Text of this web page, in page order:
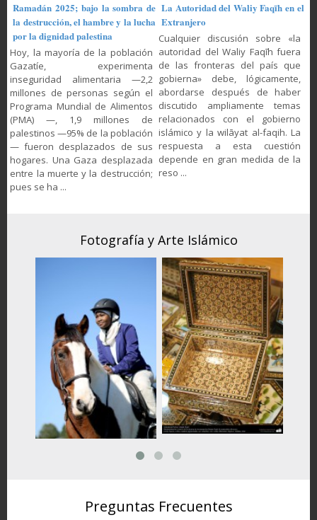
Ramadán 2025; bajo la sombra de
la destrucción, el hambre y la lucha
por la dignidad palestina
Hoy, la mayoría de la población
Gazatíe, experimenta
inseguridad alimentaria —2,2
millones de personas según el
Programa Mundial de Alimentos
(PMA) —, 1,9 millones de
palestinos —95% de la población
— fueron desplazados de sus
hogares. Una Gaza desplazada
entre la muerte y la destrucción;
pues se ha ...
La Autoridad del Waliy Faqīh en el
Extranjero
Cualquier discusión sobre «la
autoridad del Waliy Faqīh fuera
de las fronteras del país que
gobierna» debe, lógicamente,
abordarse después de haber
discutido ampliamente temas
relacionados con el gobierno
islámico y la wilāyat al-faqih. La
respuesta a esta cuestión
depende en gran medida de la
reso ...
Fotografía y Arte Islámico
Atleta de equitación
Artesanía- Jatam Kari
Preguntas Frecuentes